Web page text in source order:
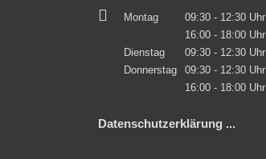
Montag
09:30 - 12:30 Uhr
16:00 - 18:00 Uhr
Dienstag
09:30 - 12:30 Uhr
Donnerstag
09:30 - 12:30 Uhr
16:00 - 18:00 Uhr
Datenschutzerklärung ...